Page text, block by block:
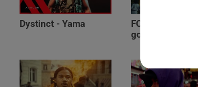
Dystinct - Yama
FOLA & Victony -
golibe